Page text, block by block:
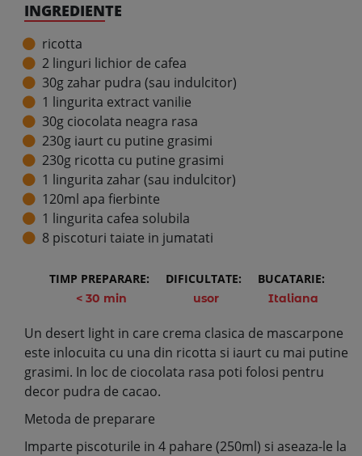
TIMP PREPARARE:
< 30 min
DIFICULTATE:
usor
BUCATARIE:
Italiana
Un desert light in care crema clasica de mascarpone
este inlocuita cu una din ricotta si iaurt cu mai putine
grasimi. In loc de ciocolata rasa poti folosi pentru
decor pudra de cacao.
Metoda de preparare
Imparte piscoturile in 4 pahare (250ml) si aseaza-le la
INGREDIENTE
ricotta
2 linguri lichior de cafea
30g zahar pudra (sau indulcitor)
1 lingurita extract vanilie
30g ciocolata neagra rasa
230g iaurt cu putine grasimi
230g ricotta cu putine grasimi
1 lingurita zahar (sau indulcitor)
120ml apa fierbinte
1 lingurita cafea solubila
8 piscoturi taiate in jumatati